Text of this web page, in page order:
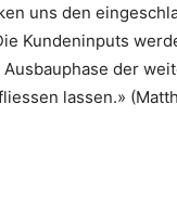
uns den
Kundeninputs
der
lassen.»